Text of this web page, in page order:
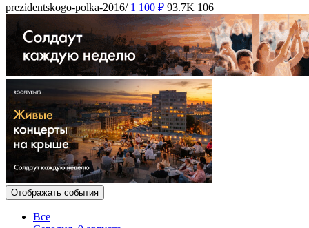
prezidentskogo-polka-2016/ 1 100 ₽ 93.7K 106
Отображать события
Все